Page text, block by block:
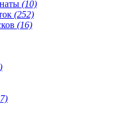
(10)
(252)
(16)